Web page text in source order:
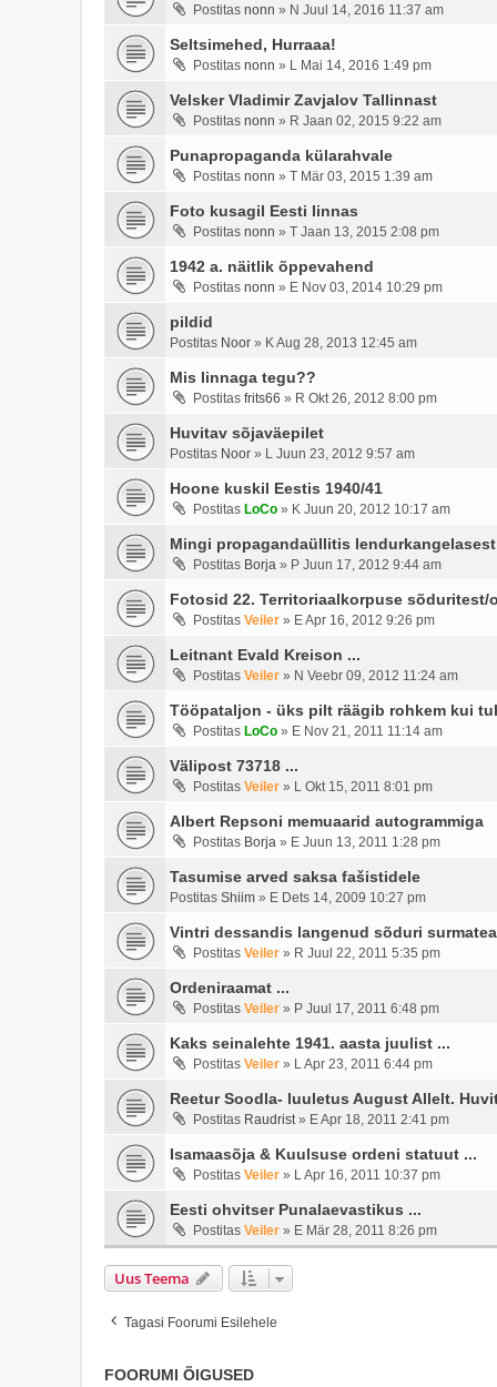
Postitas nonn » N Juul 14, 2016 11:37 am
Seltsimehed, Hurraaa!
Postitas nonn » L Mai 14, 2016 1:49 pm
Velsker Vladimir Zavjalov Tallinnast
Postitas nonn » R Jaan 02, 2015 9:22 am
Punapropaganda külarahvale
Postitas nonn » T Mär 03, 2015 1:39 am
Foto kusagil Eesti linnas
Postitas nonn » T Jaan 13, 2015 2:08 pm
1942 a. näitlik õppevahend
Postitas nonn » E Nov 03, 2014 10:29 pm
pildid
Postitas Noor » K Aug 28, 2013 12:45 am
Mis linnaga tegu??
Postitas frits66 » R Okt 26, 2012 8:00 pm
Huvitav sõjaväepilet
Postitas Noor » L Juun 23, 2012 9:57 am
Hoone kuskil Eestis 1940/41
Postitas LoCo » K Juun 20, 2012 10:17 am
Mingi propagandaüllitis
Postitas Borja » P Juun 17, 2012 9:44 am
Fotosid 22. Territoriaalkorpuse sõduritest/
Postitas Veiler » E Apr 16, 2012 9:26 pm
Leitnant Evald Kreison ...
Postitas Veiler » N Veebr 09, 2012 11:24 am
Tööpataljon - üks pilt räägib rohkem kui
Postitas LoCo » E Nov 21, 2011 11:14 am
Välipost 73718 ...
Postitas Veiler » L Okt 15, 2011 8:01 pm
Albert Repsoni memuaarid autogrammiga
Postitas Borja » E Juun 13, 2011 1:28 pm
Tasumise arved saksa fašistidele
Postitas Shiim » E Dets 14, 2009 10:27 pm
Vintri dessandis langenud sõduri
Postitas Veiler » R Juul 22, 2011 5:35 pm
Ordeniraamat ...
Postitas Veiler » P Juul 17, 2011 6:48 pm
Kaks seinalehte 1941. aasta juulist ...
Postitas Veiler » L Apr 23, 2011 6:44 pm
Reetur Soodla- luuletus August Allelt.
Postitas Raudrist» E Apr 18, 2011 2:41 pm
Isamaasõja & Kuulsuse ordeni statuut ...
Postitas Veiler » L Apr 16, 2011 10:37 pm
Eesti ohvitser Punalaevastikus ...
Postitas Veiler » E Mär 28, 2011 8:26 pm
Uus Teema
Tagasi Foorumi Esilehele
FOORUMI ÕIGUSED